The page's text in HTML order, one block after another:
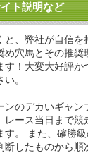
ト説明など
、弊社が自信
穴馬とその推
す！大変大好評
。
のデカいギャン
レース当日まで
す。 また、確勝
断したものから